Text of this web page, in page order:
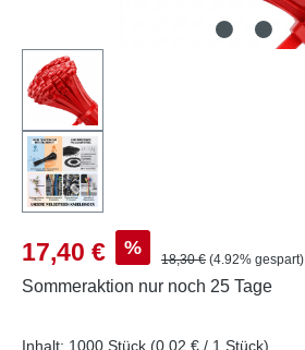
Verkaufspreis:
17,40 € % Regulärer Preis:
18,30 € (4.92% gespart)
Sommeraktion nur noch 25 Tage
Inhalt: 1000 Stück (0,02 € / 1 Stück)